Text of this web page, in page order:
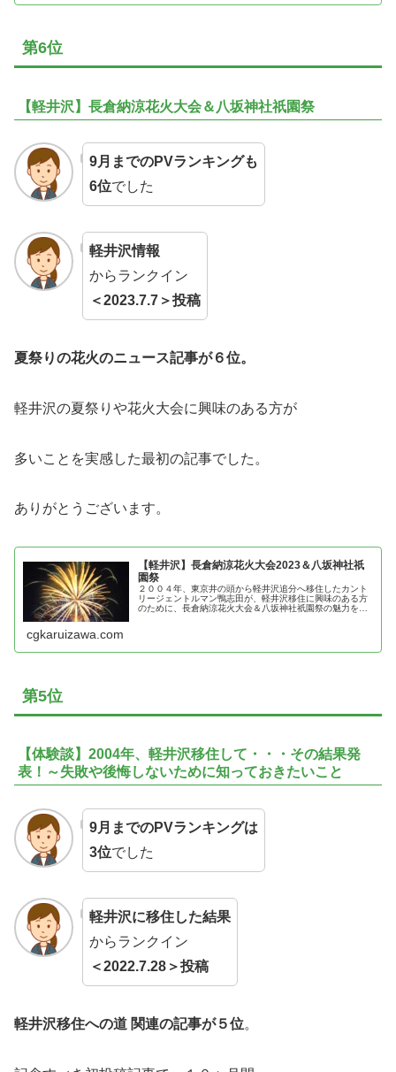
第6位
【軽井沢】長倉納涼花火大会＆八坂神社祇園祭
9月までのPVランキングも
6位でした
軽井沢情報
からランクイン
＜2023.7.7＞投稿
夏祭りの花火のニュース記事が６位。
軽井沢の夏祭りや花火大会に興味のある方が
多いことを実感した最初の記事でした。
ありがとうございます。
【軽井沢】長倉納涼花火大会2023＆八坂神社祇
園祭
２００４年、東京井の頭から軽井沢追分へ移住したカント
リージェントルマン鴨志田が、軽井沢移住に興味のある方
のために、長倉納涼花火大会＆八坂神社祇園祭の魅力を紹
cgkaruizawa.com
第5位
【体験談】2004年、軽井沢移住して・・・その結果発
表！～失敗や後悔しないために知っておきたいこと
9月までのPVランキングは
3位でした
軽井沢に移住した結果
からランクイン
＜2022.7.28＞投稿
軽井沢移住への道 関連の記事が５位。